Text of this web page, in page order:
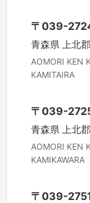
〒 039-
青森県 上北
AOMORI KEN
KAMITAIRA
〒 039-
青森県 上北
AOMORI KEN
KAMIKAWARA
〒 039-